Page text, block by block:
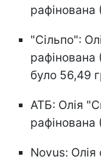
"Сільпо":
рафінована
було 56,49
АТБ: Олія
рафінована
Novus: